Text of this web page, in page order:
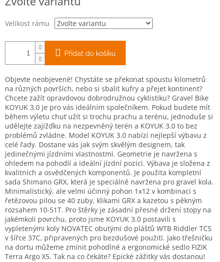
cena:
Velikost rámu
Přidat do košíku
Objevte neobjevené! Chystáte se překonat spoustu kilometrů
na různých površích, nebo si sbalit kufry a přejet kontinent?
Chcete zažít opravdovou dobrodružnou cyklistiku? Gravel Bike
KOYUK 3.0 je pro vás ideálním společníkem. Pokud budete mít
během výletu chuť užít si trochu prachu a terénu, jednoduše si
udělejte zajížďku na nezpevněný terén a KOYUK 3.0 to bez
problémů zvládne. Model KOYUK 3.0 nabízí nejlepší výbavu z
celé řady. Dostane vás jak svým skvělým designem, tak
jedinečnými jízdními vlastnostmi. Geometrie je navržena s
ohledem na pohodlí a ideální jízdní pozici. Výbava je složena z
kvalitních a osvědčených komponentů. Je použita kompletní
sada Shimano GRX, která je speciálně navržena pro gravel kola.
Minimalistický, ale velmi účinný pohon 1x12 v kombinaci s
řetězovou pilou se 40 zuby, klikami GRX a kazetou s pěkným
rozsahem 10-51T. Pro štěrky je zásadní přesné držení stopy na
jakémkoli povrchu, proto jsme KOYUK 3.0 postavili s
vypletenými koly NOVATEC obutými do plášťů WTB Riddler TCS
v šířce 37C, připravených pro bezdušové použití. Jako třešničku
na dortu můžeme zmínit pohodlné a ergonomické sedlo FIZIK
Terra Argo X5. Tak na co čekáte? Epické zážitky vás dostanou!